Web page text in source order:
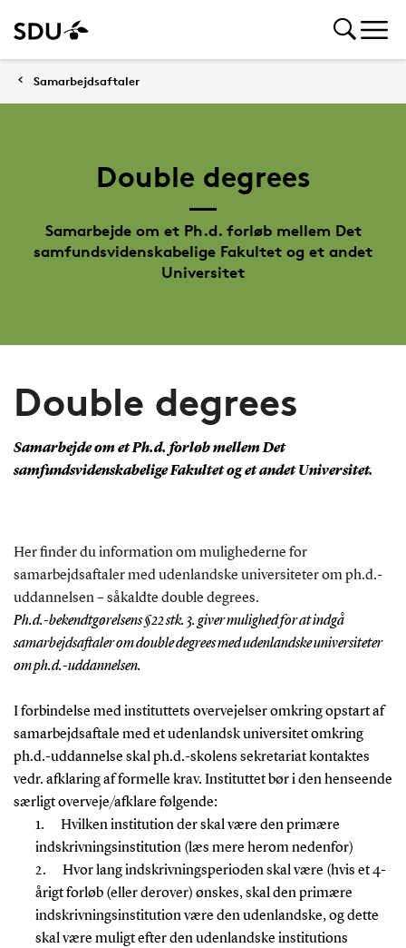
Samarbejdsaftaler
Double degrees
Samarbejde om et Ph.d. forløb mellem Det
samfundsvidenskabelige Fakultet og et andet
Universitet
Double degrees
Samarbejde om et Ph.d. forløb mellem Det
samfundsvidenskabelige Fakultet og et andet Universitet.
Her finder du information om mulighederne for
samarbejdsaftaler med udenlandske universiteter om ph.d.-
uddannelsen – såkaldte double degrees.
Ph.d.-bekendtgørelsens §22 stk. 3. giver mulighed for at indgå
samarbejdsaftaler om double degrees med udenlandske universiteter
om ph.d.-uddannelsen.
I forbindelse med instituttets overvejelser omkring opstart af
samarbejdsaftale med et udenlandsk universitet omkring
ph.d.-uddannelse skal ph.d.-skolens sekretariat kontaktes
vedr. afklaring af formelle krav. Instituttet bør i den henseende
særligt overveje/afklare følgende:
1. Hvilken institution der skal være den primære
indskrivningsinstitution (læs mere herom nedenfor)
2. Hvor lang indskrivningsperioden skal være (hvis et 4-
årigt forløb (eller derover) ønskes, skal den primære
indskrivningsinstitution være den udenlandske, og dette
skal være muligt efter den udenlandske institutions